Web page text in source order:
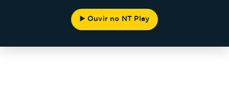
▶️ Ouvir no NT Play